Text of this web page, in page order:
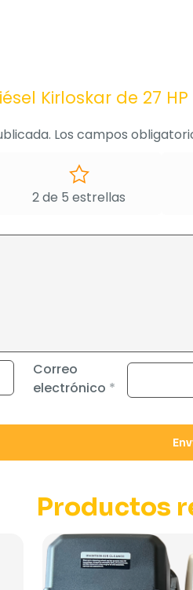
Kirloskar de 27 HP
Los campos
2 de 5 estrellas
Correo
electrónico *
Productos